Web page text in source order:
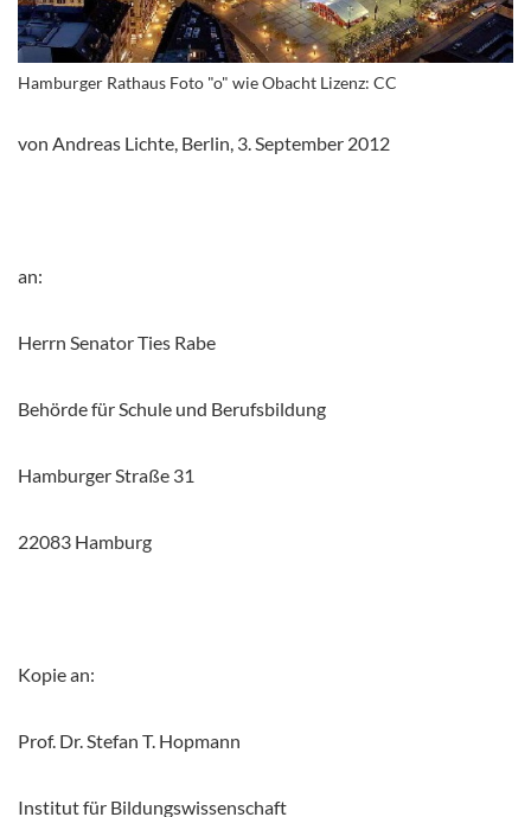
Hamburger Rathaus Foto "o" wie Obacht Lizenz: CC
von Andreas Lichte, Berlin, 3. September 2012
an:
Herrn Senator Ties Rabe
Behörde für Schule und Berufsbildung
Hamburger Straße 31
22083 Hamburg
Kopie an:
Prof. Dr. Stefan T. Hopmann
Institut für Bildungswissenschaft